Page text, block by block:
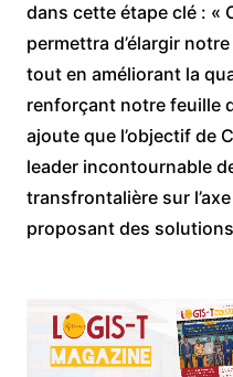
dans cette étape clé : «
permettra d’élargir
tout en améliorant la
renforçant notre feuille
ajoute que l’objectif de
leader incontournable
transfrontalière sur
proposant des